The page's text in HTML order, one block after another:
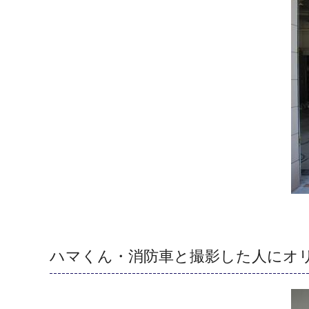
ハマくん・消防車と撮影した人にオ